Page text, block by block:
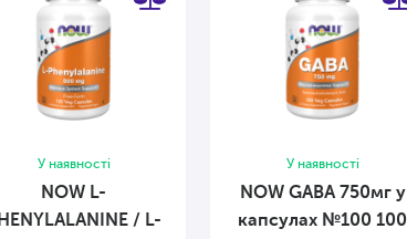
У наявності
NOW L-
/ L-
У наявності
NOW GABA 750мг у
капсулах №100 100